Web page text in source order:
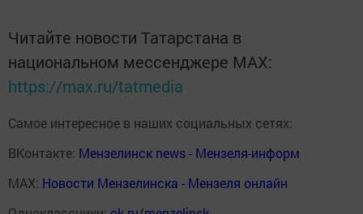
Читайте новости Татарстана в
национальном мессенджере MАХ:
https://max.ru/tatmedia
Самое интересное в наших социальных сетях:
ВКонтакте: Мензелинск news - Мензеля-информ
MAX: Новости Мензелинска - Мензеля онлайн